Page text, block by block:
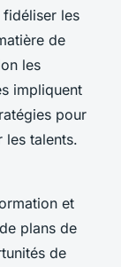
les
de
les
impliquent
pour
les talents.
et
plans de
de